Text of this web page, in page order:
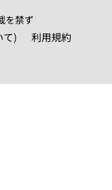
を禁ず
て)
利用規約